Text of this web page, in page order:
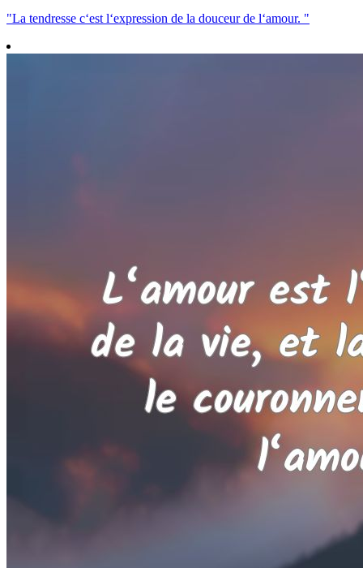
"La tendresse c‘est l‘expression de la douceur de l‘amour. "